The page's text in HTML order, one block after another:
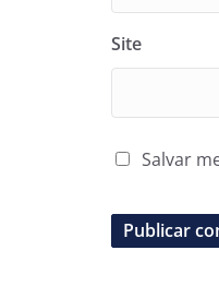
Site
Salvar